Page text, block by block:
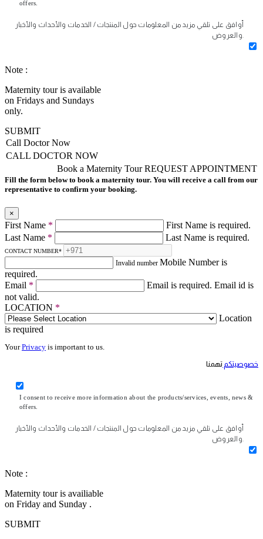
offers.
أوافق على تلقي مزيد من المعلومات حول المنتجات / الخدمات والأحداث والأخبار
والعروض.
Note :
Maternity tour is available
on Fridays and Sundays
only.
SUBMIT
Call Doctor Now
CALL DOCTOR NOW
REQUEST APPOINTMENT
Book a Maternity Tour
Fill the form below to book a maternity tour. You will receive a call from our
representative to confirm your booking.
×
First Name *
First Name is required.
Last Name * Last Name is required.
CONTACT NUMBER*
Invalid number Mobile Number is
required.
Email * Email is required. Email id is
not valid.
LOCATION *
Location
is required
YourPrivacy is important to us.
خصوصيتكم تهمنا
I consent to receive more information about the products/services, events, news &
offers.
أوافق على تلقي مزيد من المعلومات حول المنتجات / الخدمات والأحداث والأخبار
والعروض.
Note :
Maternity tour is availiable
on Friday and Sunday .
SUBMIT